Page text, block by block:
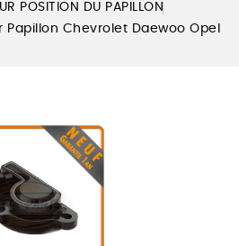
POSITION DU PAPILLON
Chevrolet Daewoo Opel